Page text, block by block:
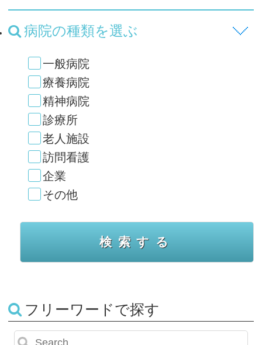
病院の種類を選ぶ
一般病院
療養病院
精神病院
診療所
老人施設
訪問看護
企業
その他
フリーワードで探す